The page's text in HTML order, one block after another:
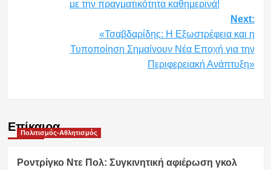
με την πραγματικότητα καθημερινά!
Next:
«Τσαβδαρίδης: Η Εξωστρέφεια και η
Τυποποίηση Σημαίνουν Νέα Εποχή για την
Περιφερειακή Ανάπτυξη»
Επίκαιρα
Πολιτισμός-Αθλητισμός
Ροντρίγκο Ντε Πολ: Συγκινητική αφιέρωση γκολ